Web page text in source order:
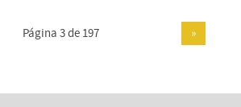
Página 3 de 197 »